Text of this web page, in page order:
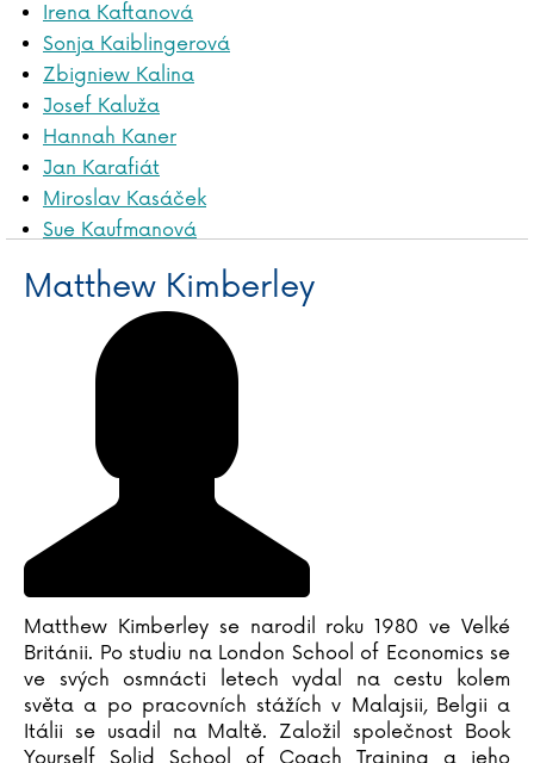
Irena Kaftanová
Sonja Kaiblingerová
Zbigniew Kalina
Josef Kaluža
Hannah Kaner
Jan Karafiát
Miroslav Kasáček
Sue Kaufmanová
Katja Kettu
Frauke Kiedaisch
Justyna Kieratová
Stephen King
Tommi Kinnunen
Joseph Rudyard Kipling
Henry Kissinger
Jaroslav Kmenta
Kristýna Kociánová
Daniela Kohlová
Michal Kolář
Lucie Königová
Matthew Kimberley
Matthew Kimberley se narodil roku 1980 ve Velké
Británii. Po studiu na London School of Economics se
ve svých osmnácti letech vydal na cestu kolem
světa a po pracovních stážích v Malajsii, Belgii a
Itálii se usadil na Maltě. Založil společnost Book
Yourself Solid School of Coach Training a jeho